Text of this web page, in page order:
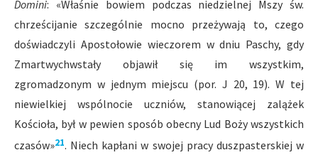
Domini: «Właśnie bowiem podczas niedzielnej Mszy św.
chrześcijanie szczególnie mocno przeżywają to, czego
doświadczyli Apostołowie wieczorem w dniu Paschy, gdy
Zmartwychwstały objawił się im wszystkim,
zgromadzonym w jednym miejscu (por. J 20, 19). W tej
niewielkiej wspólnocie uczniów, stanowiącej zalążek
Kościoła, był w pewien sposób obecny Lud Boży wszystkich
czasów»21. Niech kapłani w swojej pracy duszpasterskiej w